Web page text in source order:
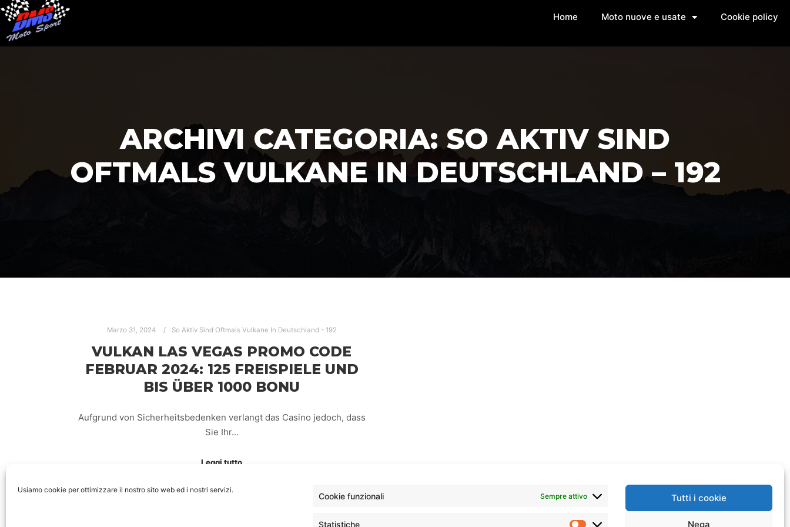
Usiamo cookie per ottimizzare il nostro sito web ed i nostri servizi.
Cookie funzionali Sempre attivo
Statistiche
Tutti i cookie
Nega
Home Moto nuove e usate Cookie policy
ARCHIVI CATEGORIA:SO AKTIV SIND
OFTMALS VULKANE IN DEUTSCHLAND – 192
Marzo 31, 2024 So Aktiv Sind Oftmals Vulkane In Deutschland - 192
VULKAN LAS VEGAS PROMO CODE
FEBRUAR 2024: 125 FREISPIELE UND
BIS ÜBER 1000 BONU
Aufgrund von Sicherheitsbedenken verlangt das Casino jedoch, dass
Sie Ihr…
Leggi tutto
VULKAN VEGAS VULKAN VEGAS DE